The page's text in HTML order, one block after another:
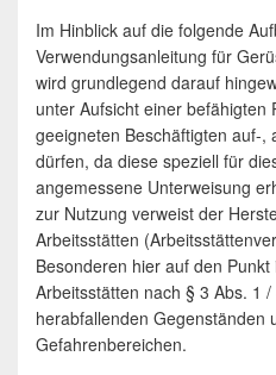
Im Hinblick auf die folgende
Verwendungsanleitung für
wird grundlegend darauf
unter Aufsicht einer befähigten
geeigneten Beschäftigten auf-,
dürfen, da diese speziell für
angemessene Unterweisung
zur Nutzung verweist der
Arbeitsstätten
Besonderen hier auf den
Arbeitsstätten nach § 3 Abs. 1
herabfallenden Gegenständen
Gefahrenbereichen.